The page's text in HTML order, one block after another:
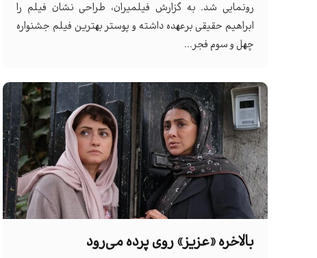
رونمایی شد. به گزارش فیلمیران، طراحی نشان فیلم را
ابراهیم حقیقی برعهده داشته و پوستر بهترین فیلم جشنواره
چهل و سوم فجر...
بالاخره «عزیز» روی پرده می‌رود